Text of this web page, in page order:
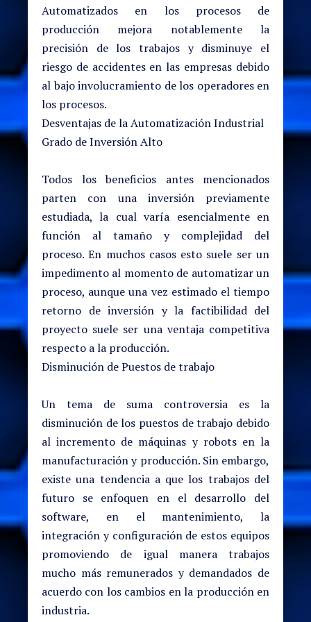
Automatizados en los procesos de
producción mejora notablemente la
precisión de los trabajos y disminuye el
riesgo de accidentes en las empresas debido
al bajo involucramiento de los operadores en
los procesos.
Desventajas de la Automatización Industrial
Grado de Inversión Alto
Todos los beneficios antes mencionados
parten con una inversión previamente
estudiada, la cual varía esencialmente en
función al tamaño y complejidad del
proceso. En muchos casos esto suele ser un
impedimento al momento de automatizar un
proceso, aunque una vez estimado el tiempo
retorno de inversión y la factibilidad del
proyecto suele ser una ventaja competitiva
respecto a la producción.
Disminución de Puestos de trabajo
Un tema de suma controversia es la
disminución de los puestos de trabajo debido
al incremento de máquinas y robots en la
manufacturación y producción. Sin embargo,
existe una tendencia a que los trabajos del
futuro se enfoquen en el desarrollo del
software, en el mantenimiento, la
integración y configuración de estos equipos
promoviendo de igual manera trabajos
mucho más remunerados y demandados de
acuerdo con los cambios en la producción en
industria.